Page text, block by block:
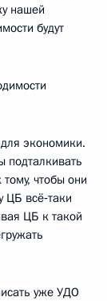
нашей
будут
экономики.
подталкивать
тому, чтобы они
ЦБ всё‑таки
ЦБ к такой
уже УДО